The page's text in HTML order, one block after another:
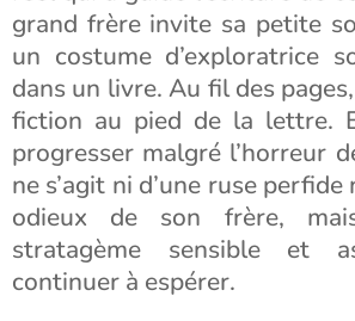
grand frère invite sa petite
un costume d’exploratrice
dans un livre. Au fil des
fiction au pied de la lettre.
progresser malgré l’horreur
ne s’agit ni d’une ruse perfide
odieux de son frère,
stratagème sensible et
continuer à espérer.